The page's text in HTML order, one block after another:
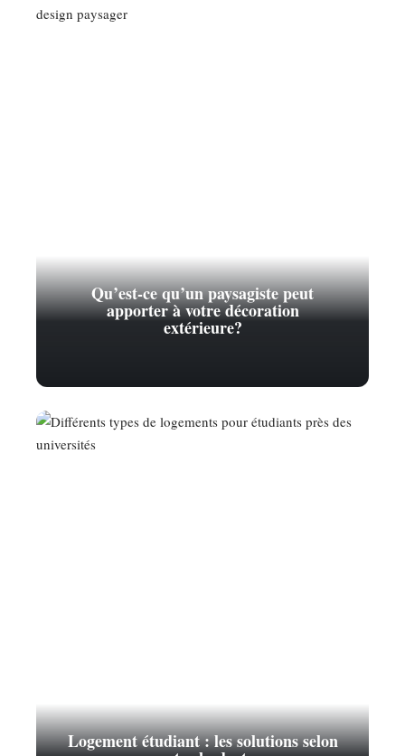
Qu’est-ce qu’un paysagiste peut
apporter à votre décoration
extérieure?
Logement étudiant : les solutions selon